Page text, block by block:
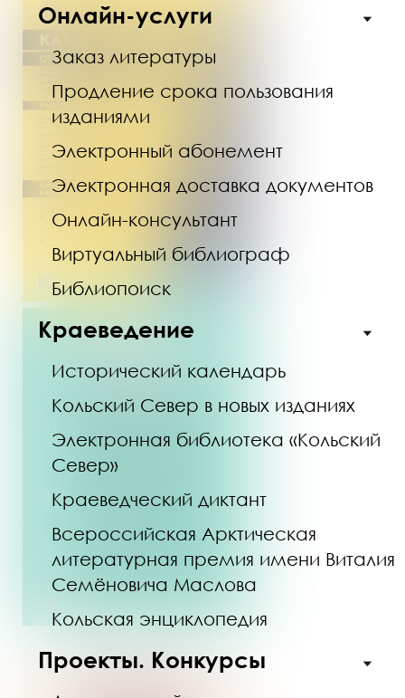
Онлайн-услуги
Заказ литературы
Продление срока пользования
изданиями
Электронный абонемент
Электронная доставка документов
Онлайн-консультант
Виртуальный библиограф
Библиопоиск
Краеведение
Исторический календарь
Кольский Север в новых изданиях
Электронная библиотека «Кольский
Север»
Краеведческий диктант
Всероссийская Арктическая
литературная премия имени Виталия
Семёновича Маслова
Кольская энциклопедия
Проекты. Конкурсы